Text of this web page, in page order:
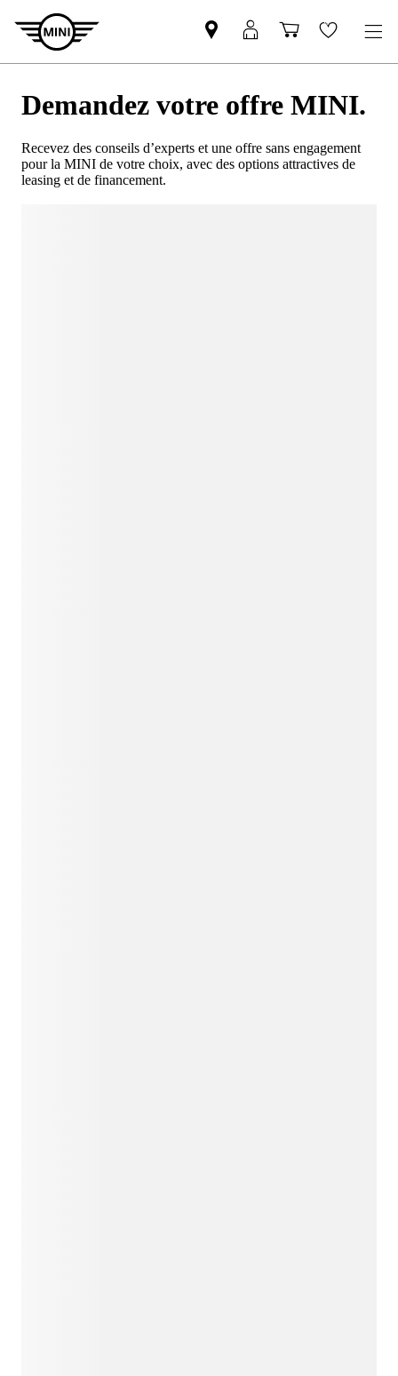
Demandez votre offre MINI.
Recevez des conseils d’experts et une offre sans engagement
pour la MINI de votre choix, avec des options attractives de
leasing et de financement.